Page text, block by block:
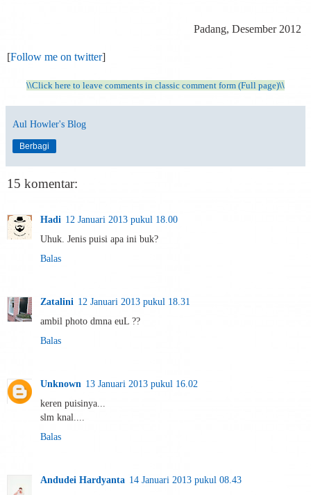
Padang, Desember 2012
[Follow me on twitter]
\\Click here to leave comments in classic comment form (Full page)\\
Aul Howler's Blog
Berbagi
15 komentar:
Hadi 12 Januari 2013 pukul 18.00
Uhuk. Jenis puisi apa ini buk?
Balas
Zatalini 12 Januari 2013 pukul 18.31
ambil photo dmna euL ??
Balas
Unknown 13 Januari 2013 pukul 16.02
keren puisinya...
slm knal....
Balas
Andudei Hardyanta 14 Januari 2013 pukul 08.43